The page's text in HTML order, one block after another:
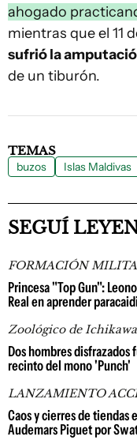
ahogado
mientras que el 11
sufrió la
de un tiburón.
TEMAS
buzos Islas Maldivas
SEGUÍ
FORMACIÓN
Princesa "Top Gun":
Real en aprender
Zoológico de Ichikawa
Dos hombres disfrazados
recinto del mono 'Punch'
LANZAMIENTO
Caos y cierres de tiendas
Audemars Piguet por